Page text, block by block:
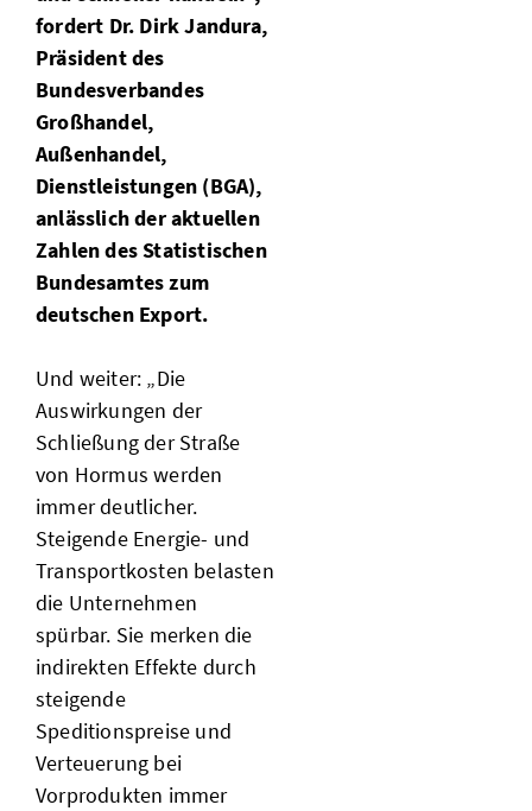
fordert Dr. Dirk Jandura,
Präsident des
Bundesverbandes
Großhandel,
Außenhandel,
Dienstleistungen (BGA),
anlässlich der aktuellen
Zahlen des Statistischen
Bundesamtes zum
deutschen Export.
Und weiter: „Die
Auswirkungen der
Schließung der Straße
von Hormus werden
immer deutlicher.
Steigende Energie- und
Transportkosten belasten
die Unternehmen
spürbar. Sie merken die
indirekten Effekte durch
steigende
Speditionspreise und
Verteuerung bei
Vorprodukten immer